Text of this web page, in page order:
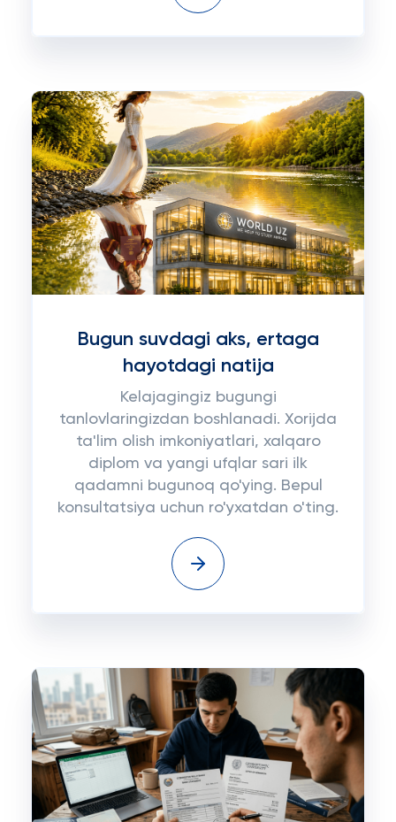
Bugun suvdagi aks, ertaga
hayotdagi natija
Kelajagingiz bugungi
tanlovlaringizdan boshlanadi. Xorijda
ta'lim olish imkoniyatlari, xalqaro
diplom va yangi ufqlar sari ilk
qadamni bugunoq qo'ying. Bepul
konsultatsiya uchun ro'yxatdan o'ting.